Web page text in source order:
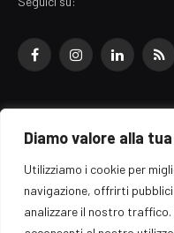
Diamo valore alla
Utilizziamo i cookie per
navigazione, offrirti
analizzare il nostro
FacebookInstagramLinkedInRSS
© 2026 EZ
Il portale EZ Rome e' una
registrata al
Direttore responsabile:
Edito da ARvis.it srl - via